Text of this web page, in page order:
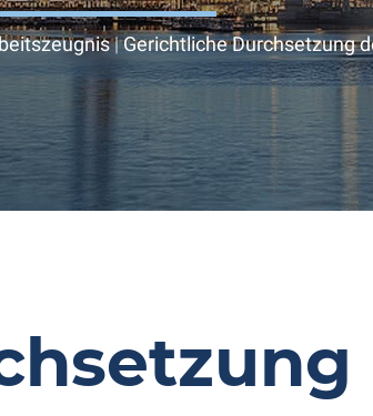
|Gerichtliche Durchsetzung